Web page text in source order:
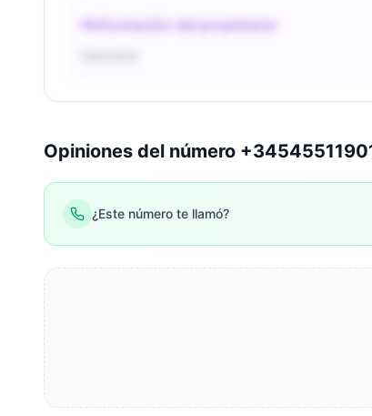
Información del propietario
Opiniones del número
¿Este número te llamó?